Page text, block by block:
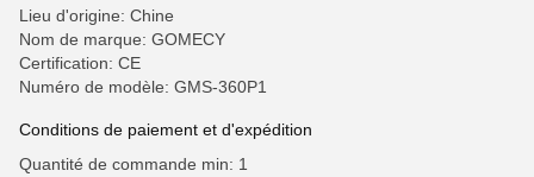
Lieu d'origine: Chine
Nom de marque: GOMECY
Certification: CE
Numéro de modèle: GMS-360P1
Conditions de paiement et d'expédition
Quantité de commande min: 1